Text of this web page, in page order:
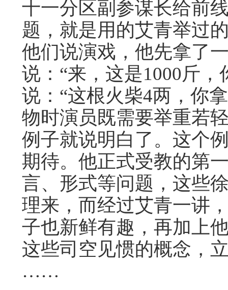
十一分区副参谋长给前
题，就是用的艾青举过
他们说演戏，他先拿了
说：“来，这是1000斤
说：“这根火柴4两，你
物时演员既需要举重若
例子就说明白了。这个
期待。他正式受教的第
言、形式等问题，这些
理来，而经过艾青一讲
子也新鲜有趣，再加上
这些司空见惯的概念，
……